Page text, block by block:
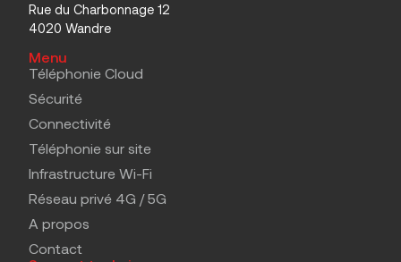
Rue du Charbonnage 12
4020 Wandre
Menu
Téléphonie Cloud
Sécurité
Connectivité
Téléphonie sur site
Infrastructure Wi-Fi
Réseau privé 4G / 5G
A propos
Contact